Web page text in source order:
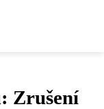
Zrušení